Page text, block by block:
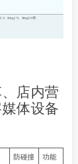
店内营
体设备
防碰撞 功能